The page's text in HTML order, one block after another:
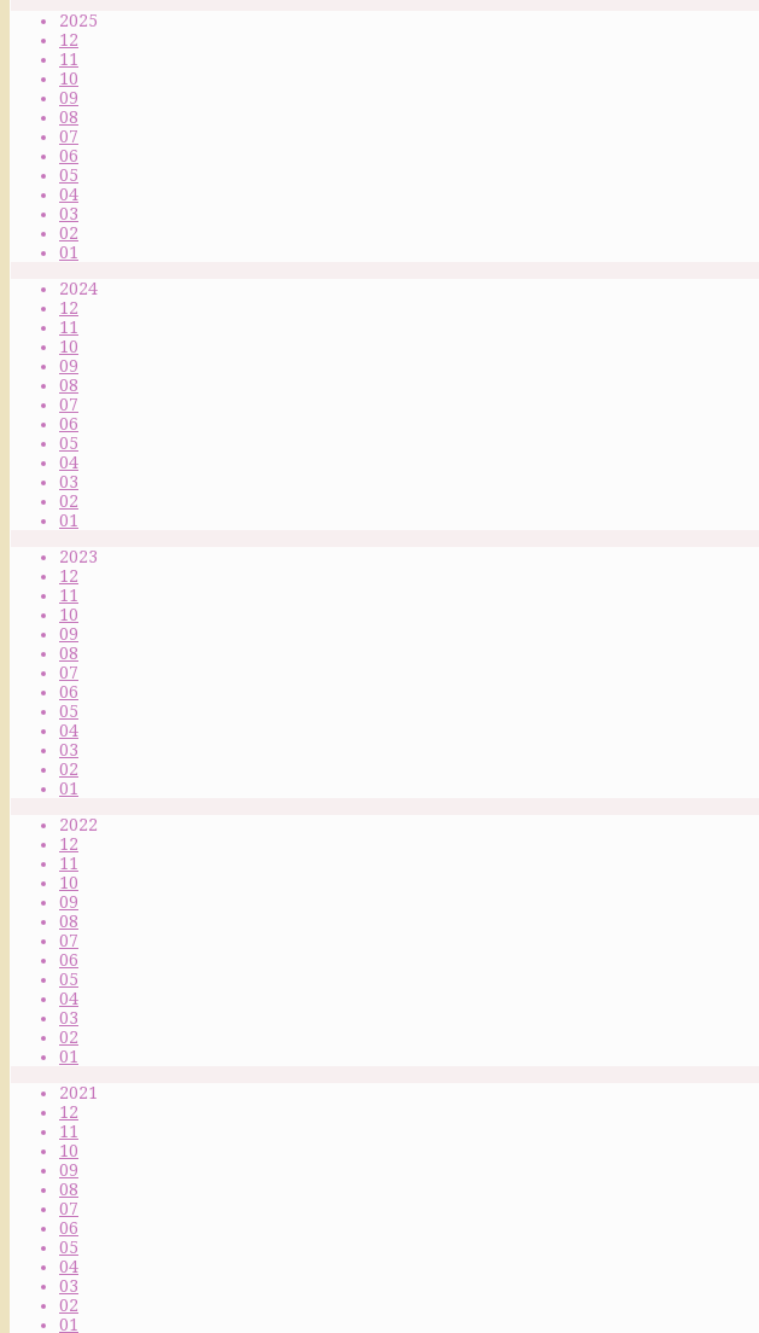
2025
12
11
10
09
08
07
06
05
04
03
02
01
2024
12
11
10
09
08
07
06
05
04
03
02
01
2023
12
11
10
09
08
07
06
05
04
03
02
01
2022
12
11
10
09
08
07
06
05
04
03
02
01
2021
12
11
10
09
08
07
06
05
04
03
02
01